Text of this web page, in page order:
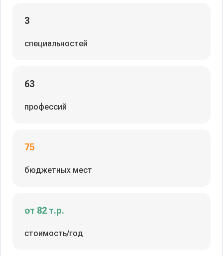
3
специальностей
63
профессий
75
бюджетных мест
от 82 т.р.
стоимость/год